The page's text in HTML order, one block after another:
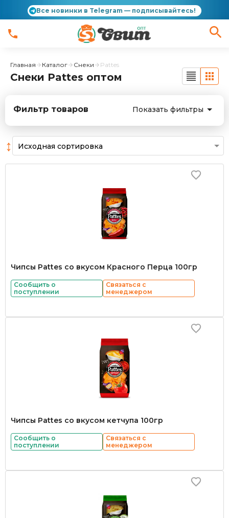
Все новинки в Telegram — подписывайтесь!
Главная Каталог Снеки Pattes
Снеки Pattes оптом
Фильтр товаров Показать фильтры
↕
Чипсы Pattes со вкусом Красного Перца 100гр
Сообщить о
поступлении
Связаться с
менеджером
Чипсы Pattes со вкусом кетчупа 100гр
Сообщить о
поступлении
Связаться с
менеджером